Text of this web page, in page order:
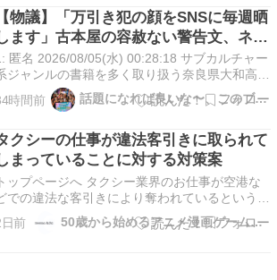
【Amazon】英国風 メイド服 ロング (M サイ…
【物議】「万引き犯の顔をSNSに毎週晒
ます」古本屋の容赦ない警告文、ネッ
では「清々しい」「私刑では」と賛否
論
匿名 2026/08/05(水) 00:28:18 サブカルチャー
ジャンルの書籍を多く取り扱う奈良県大和高田
市の古書店「じゅにあの古本屋」が7月31日、公
Xを更新。 「もし万引きを発見した場合でも捕
アップにした画像”及び…
時間前 話題になれば良いな〜、このブログ
クシーの仕事が違法客引きに取られて
まっていることに対する対策案
トップページへ タクシー業界のお仕事が空港な
での違法な客引きにより奪われているというこ
とがあるそうです。実際、タクシー運転手さんの
収が月５０万減ることもあるそうです。となる
日前 50歳から始めるアニメ漫画ゲームなど